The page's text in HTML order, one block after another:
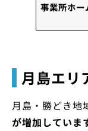
事業所ホー
月島エリ
月島・勝どき地
が増加していま